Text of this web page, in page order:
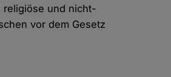
religiöse und nicht-
vor dem Gesetz